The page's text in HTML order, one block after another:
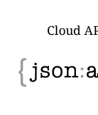
Cloud